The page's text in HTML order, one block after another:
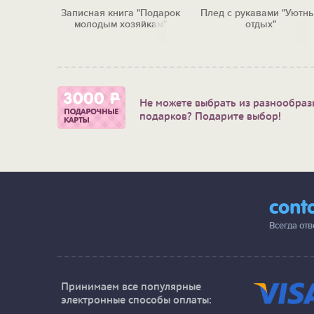
Записная книга "Подарок
молодым хозяйкам"
Плед с рукавами
отдых"
Не можете выбрать из
подарков? Подарите выбор!
Всегда
Принимаем все популярные
электронные способы оплаты: